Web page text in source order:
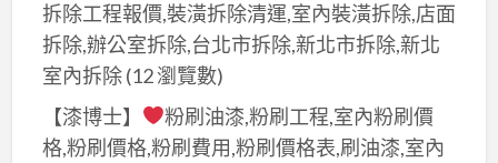
拆除工程報價,裝潢拆除清運,室內裝潢拆除,店面
拆除,辦公室拆除,台北市拆除,新北市拆除,新北
室內拆除(12 瀏覽數)
【漆博士】
粉刷油漆,粉刷工程,室內粉刷價
格,粉刷價格,粉刷費用,粉刷價格表,刷油漆,室內